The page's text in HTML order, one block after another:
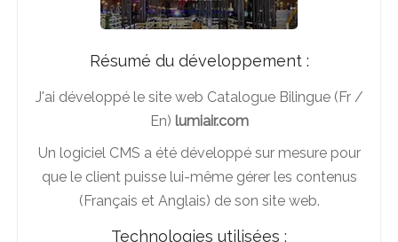
Résumé du développement :
J'ai développé le site web Catalogue Bilingue (Fr /
En) lumiair.com
Un logiciel CMS a été développé sur mesure pour
que le client puisse lui-même gérer les contenus
(Français et Anglais) de son site web.
Technologies utilisées :